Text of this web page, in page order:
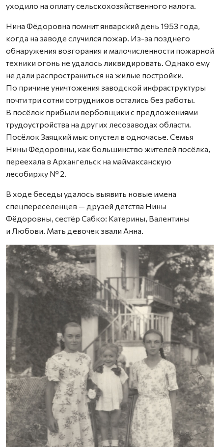
уходило на оплату сельскохозяйственного налога.
Нина Фёдоровна помнит январский день 1953 года,
когда на заводе случился пожар. Из-за позднего
обнаружения возгорания и малочисленности пожарной
техники огонь не удалось ликвидировать. Однако ему
не дали распространиться на жилые постройки.
По причине уничтожения заводской инфраструктуры
почти три сотни сотрудников остались без работы.
В посёлок прибыли вербовщики с предложениями
трудоустройства на других лесозаводах области.
Посёлок Заяцкий мыс опустел в одночасье. Семья
Нины Фёдоровны, как большинство жителей посёлка,
переехала в Архангельск на маймаксанскую
лесобиржу № 2.
В ходе беседы удалось выявить новые имена
спецпереселенцев — друзей детства Нины
Фёдоровны, сестёр Сабко: Катерины, Валентины
и Любови. Мать девочек звали Анна.